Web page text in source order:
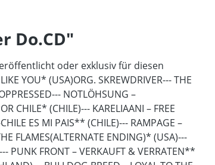
Do.CD"
oder exklusiv für diesen
YOU* (USA)ORG. SKREWDRIVER--- THE
NOTLÖHSUNG –
CHILE* (CHILE)--- KARELIAANI – FREE
ES MI PAIS** (CHILE)--- RAMPAGE –
FLAMES(ALTERNATE ENDING)* (USA)---
PUNK FRONT – VERKAUFT & VERRATEN**